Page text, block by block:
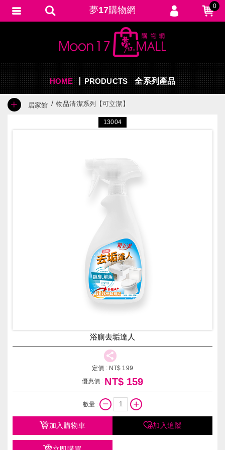
HOME PRODUCTS 全系列產品
居家館 物品清潔系列【可立潔】
13004
浴廁去垢達人
定價 : NT$ 199
優惠價 : NT$ 159
數量 :
加入購物車 加入追蹤
夢17購物網 0
會員登入
會員註冊
忘記密碼
訂單查詢
追蹤清單
填寫匯款通知
繁體中文